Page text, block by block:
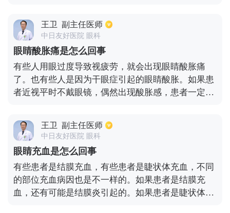
点，泪小管，泪囊与鼻泪管的交界处以及鼻泪管的下
口，通常，患者出现泪道阻塞，并不会影响到视力，
但是会经常流泪了，给患者的生活带来很多不便。出
现这种情况，我们首先要进行全面系统的检查，通过
泪道冲洗初步确定泪道阻塞的位置，然后根据患者的
情况采取手术或激光治疗。
王卫 副主任医师
中日友好医院 眼科
眼睛酸胀痛是怎么回事
有些人用眼过度导致视疲劳，就会出现眼睛酸胀痛
了。也有些人是因为干眼症引起的眼睛酸胀。如果患
者近视平时不戴眼镜，偶然出现酸胀感，患者一定要
缓解的话，最好要到医院就诊的。另外患者如果是青
光眼导致的眼睛酸胀感，必须要先将眼压降下来，才
能够缓解眼睛的酸胀感。
王卫 副主任医师
中日友好医院 眼科
眼睛充血是怎么回事
有些患者是结膜充血，有些患者是睫状体充血，不同
的部位充血病因也是不一样的。如果患者是结膜充
血，还有可能是结膜炎引起的。如果患者是睫状体充